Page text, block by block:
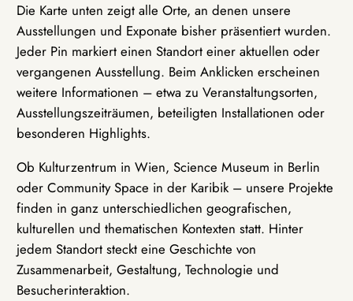
Die Karte unten zeigt alle Orte, an denen unsere
Ausstellungen und Exponate bisher präsentiert wurden.
Jeder Pin markiert einen Standort einer aktuellen oder
vergangenen Ausstellung. Beim Anklicken erscheinen
weitere Informationen – etwa zu Veranstaltungsorten,
Ausstellungszeiträumen, beteiligten Installationen oder
besonderen Highlights.
Ob Kulturzentrum in Wien, Science Museum in Berlin
oder Community Space in der Karibik – unsere Projekte
finden in ganz unterschiedlichen geografischen,
kulturellen und thematischen Kontexten statt. Hinter
jedem Standort steckt eine Geschichte von
Zusammenarbeit, Gestaltung, Technologie und
Besucherinteraktion.